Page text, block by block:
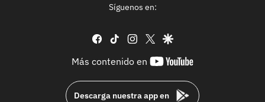
Síguenos en:
facebook
tiktok instagram
twittergoogle
Más contenido en
youtube-
Descarga nuestra app en